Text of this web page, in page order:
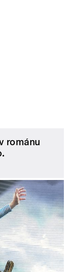
románu